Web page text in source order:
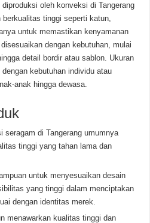
oleh konveksi di Tangerang
berkualitas tinggi seperti katun,
untuk memastikan kenyamanan
dengan kebutuhan, mulai
detail bordir atau sablon. Ukuran
kebutuhan individu atau
anak hingga dewasa.
seragam di Tangerang umumnya
tinggi yang tahan lama dan
untuk menyesuaikan desain
yang tinggi dalam menciptakan
dengan identitas merek.
menawarkan kualitas tinggi dan